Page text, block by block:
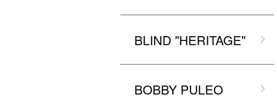
BLIND "HERITAGE"
BOBBY PULEO